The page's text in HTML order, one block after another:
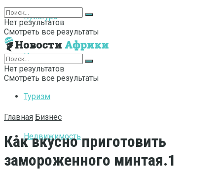
Культура
Интернет
Туризм
Недвижимость
Нет результатов
Смотреть все результаты
Нет результатов
Смотреть все результаты
Главная Бизнес
Как вкусно приготовить
замороженного минтая.1